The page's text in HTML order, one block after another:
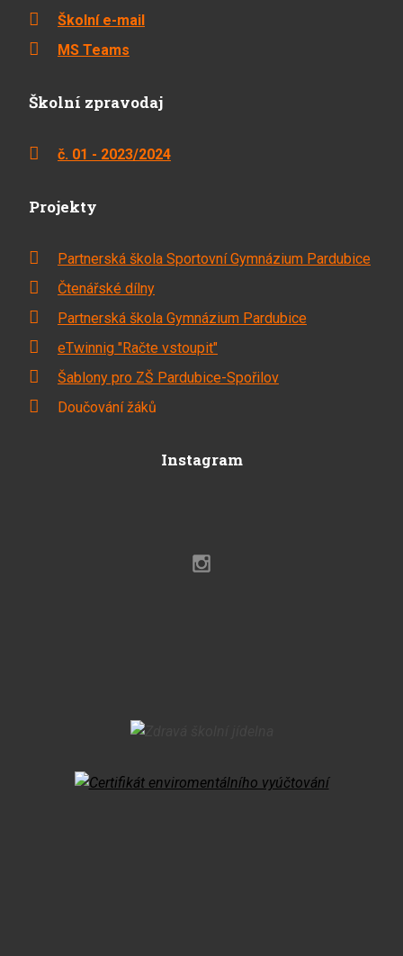
Školní e-mail
MS Teams
Školní zpravodaj
č. 01 - 2023/2024
Projekty
Partnerská škola Sportovní Gymnázium Pardubice
Čtenářské dílny
Partnerská škola Gymnázium Pardubice
eTwinnig "Račte vstoupit"
Šablony pro ZŠ Pardubice-Spořilov
Doučování žáků
Instagram